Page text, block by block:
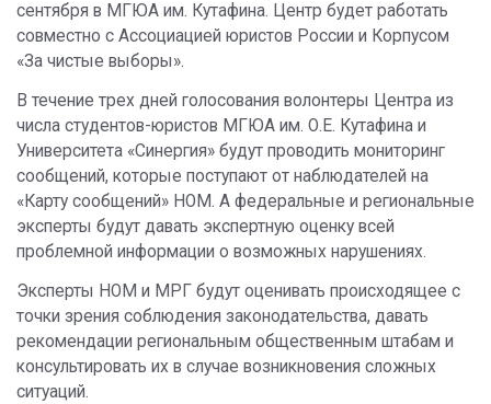
сентября в МГЮА им. Кутафина. Центр будет работать
совместно с Ассоциацией юристов России и Корпусом
«За чистые выборы».
В течение трех дней голосования волонтеры Центра из
числа студентов-юристов МГЮА им. О.Е. Кутафина и
Университета «Синергия» будут проводить мониторинг
сообщений, которые поступают от наблюдателей на
«Карту сообщений» НОМ. А федеральные и региональные
эксперты будут давать экспертную оценку всей
проблемной информации о возможных нарушениях.
Эксперты НОМ и МРГ будут оценивать происходящее с
точки зрения соблюдения законодательства, давать
рекомендации региональным общественным штабам и
консультировать их в случае возникновения сложных
ситуаций.